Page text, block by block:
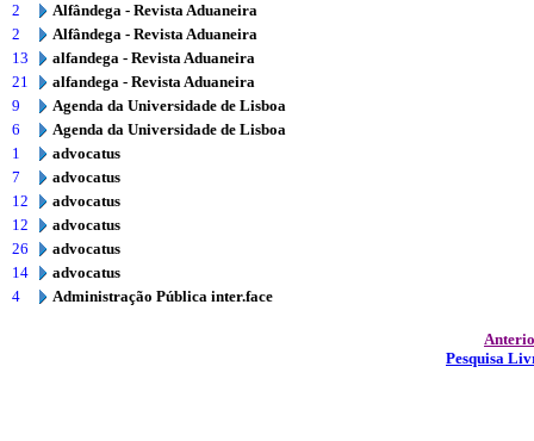
2
Alfândega - Revista Aduaneira
2
Alfândega - Revista Aduaneira
13
alfandega - Revista Aduaneira
21
alfandega - Revista Aduaneira
9
Agenda da Universidade de Lisboa
6
Agenda da Universidade de Lisboa
1
advocatus
7
advocatus
12
advocatus
12
advocatus
26
advocatus
14
advocatus
4
Administração Pública inter.face
Pesquisa